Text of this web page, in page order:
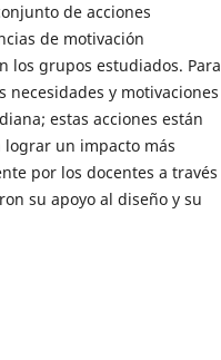
de acciones
de motivación
los grupos estudiados. Para
necesidades y motivaciones
estas acciones están
un impacto más
por los docentes a través
su apoyo al diseño y su